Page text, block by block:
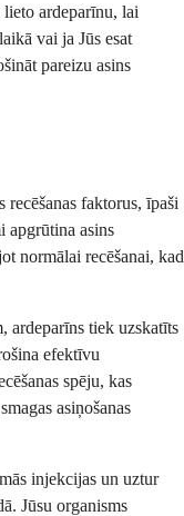
ardeparīnu, lai
vai ja Jūs esat
pareizu asins
faktorus, īpaši
apgrūtina asins
normālai recēšanai, kad
ardeparīns tiek uzskatīts
efektīvu
spēju, kas
asiņošanas
injekcijas un uztur
Jūsu organisms